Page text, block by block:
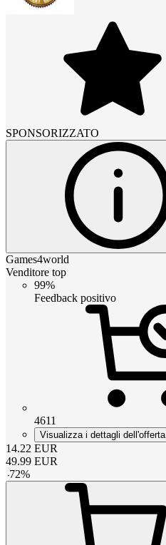
SPONSORIZZATO
Games4world
Venditore top
99%
Feedback positivo
4611
Visualizza i dettagli dell'offerta
14.22 EUR
49.99 EUR
-72%